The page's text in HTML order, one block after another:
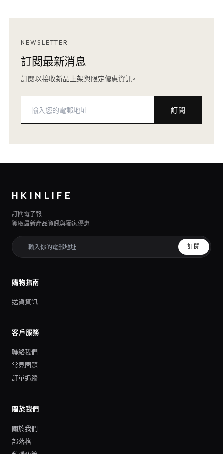
NEWSLETTER
訂閱最新消息
訂閱以接收新品上架與限定優惠資訊。
訂閱
HKINLIFE
訂閱電子報
獲取最新產品資訊與獨家優惠
訂閱
購物指南
送貨資訊
客戶服務
聯絡我們
常見問題
訂單追蹤
關於我們
關於我們
部落格